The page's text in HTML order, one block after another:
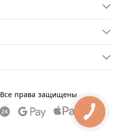
Все права защищены